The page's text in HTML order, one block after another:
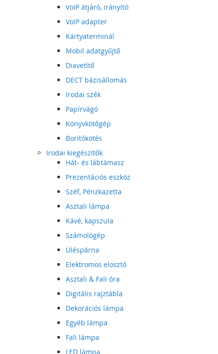
VoIP átjáró, irányító
VoIP adapter
Kártyaterminál
Mobil adatgyűjtő
Diavetítő
DECT bázisállomás
Irodai szék
Papírvágó
Könyvkötőgép
Borítókötés
Irodai kiegészítők
Hát- és lábtámasz
Prezentációs eszköz
Széf, Pénzkazetta
Asztali lámpa
Kávé, kapszula
Számológép
Üléspárna
Elektromos elosztó
Asztali & Fali óra
Digitális rajztábla
Dekorációs lámpa
Egyéb lámpa
Fali lámpa
LED lámpa